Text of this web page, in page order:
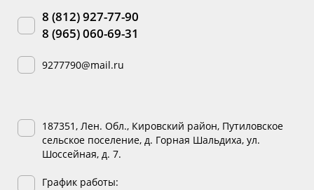
8 (812) 927-77-90
8 (965) 060-69-31
9277790@mail.ru
187351, Лен. Обл., Кировский район, Путиловское
сельское поселение, д. Горная Шальдиха, ул.
Шоссейная, д. 7.
График работы: